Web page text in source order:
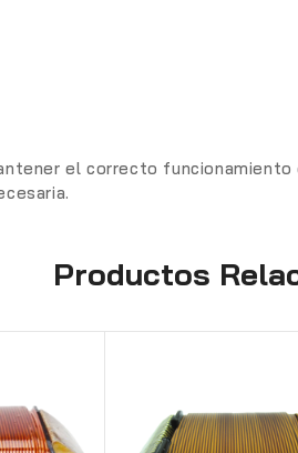
el correcto
Productos